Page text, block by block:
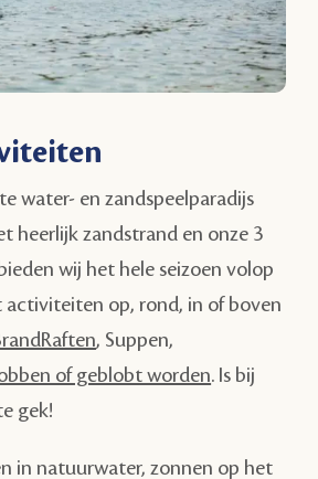
water- en zandspeelparadijs
heerlijk zandstrand en onze 3
wij het hele seizoen volop
activiteiten op, rond, in of boven
, Suppen,
of geblobt worden. Is bij
gek!
in natuurwater, zonnen op het